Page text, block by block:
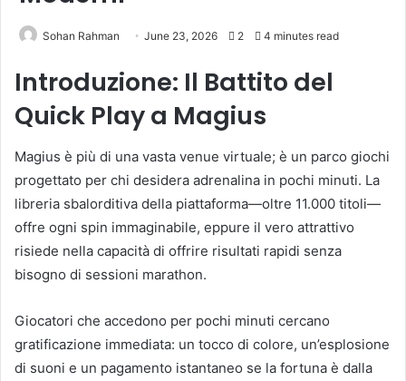
Sohan Rahman June 23, 2026 2 4 minutes read
Introduzione: Il Battito del
Quick Play a Magius
Magius è più di una vasta venue virtuale; è un parco giochi
progettato per chi desidera adrenalina in pochi minuti. La
libreria sbalorditiva della piattaforma—oltre 11.000 titoli—
offre ogni spin immaginabile, eppure il vero attrattivo
risiede nella capacità di offrire risultati rapidi senza
bisogno di sessioni marathon.
Giocatori che accedono per pochi minuti cercano
gratificazione immediata: un tocco di colore, un’esplosione
di suoni e un pagamento istantaneo se la fortuna è dalla